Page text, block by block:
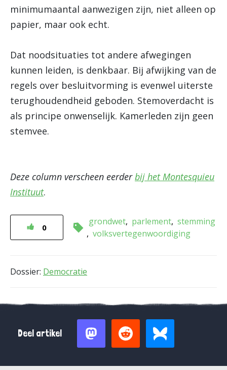
minimumaantal aanwezigen zijn, niet alleen op
papier, maar ook echt.
Dat noodsituaties tot andere afwegingen
kunnen leiden, is denkbaar. Bij afwijking van de
regels over besluitvorming is evenwel uiterste
terughoudendheid geboden. Stemoverdacht is
als principe onwenselijk. Kamerleden zijn geen
stemvee.
Deze column verscheen eerderbij het Montesquieu
Instituut.
0
grondwet parlement stemming
volksvertegenwoordiging
Dossier: Democratie
Deel artikel